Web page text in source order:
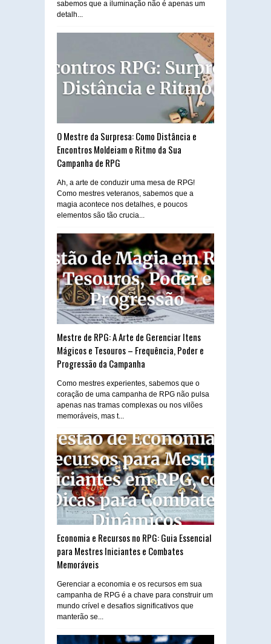
sabemos que a iluminação não é apenas um
detalh...
O Mestre da Surpresa: Como Distância e
Encontros Moldeiam o Ritmo da Sua
Campanha de RPG
Ah, a arte de conduzir uma mesa de RPG!
Como mestres veteranos, sabemos que a
magia acontece nos detalhes, e poucos
elementos são tão crucia...
Mestre de RPG: A Arte de Gerenciar Itens
Mágicos e Tesouros – Frequência, Poder e
Progressão da Campanha
Como mestres experientes, sabemos que o
coração de uma campanha de RPG não pulsa
apenas nas tramas complexas ou nos vilões
memoráveis, mas t...
Economia e Recursos no RPG: Guia Essencial
para Mestres Iniciantes e Combates
Memoráveis
Gerenciar a economia e os recursos em sua
campanha de RPG é a chave para construir um
mundo crível e desafios significativos que
manterão se...